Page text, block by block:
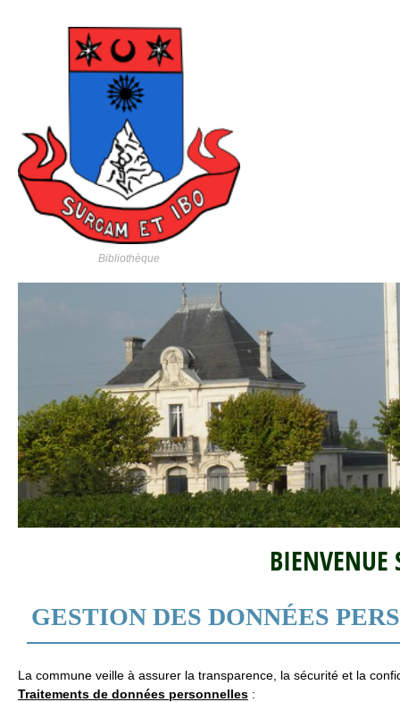
Bibliothèque
BIENVENUE
GESTION DES DONNÉES
La commune veille à assurer la transparence, la sécurité et la
Traitements de données personnelles :